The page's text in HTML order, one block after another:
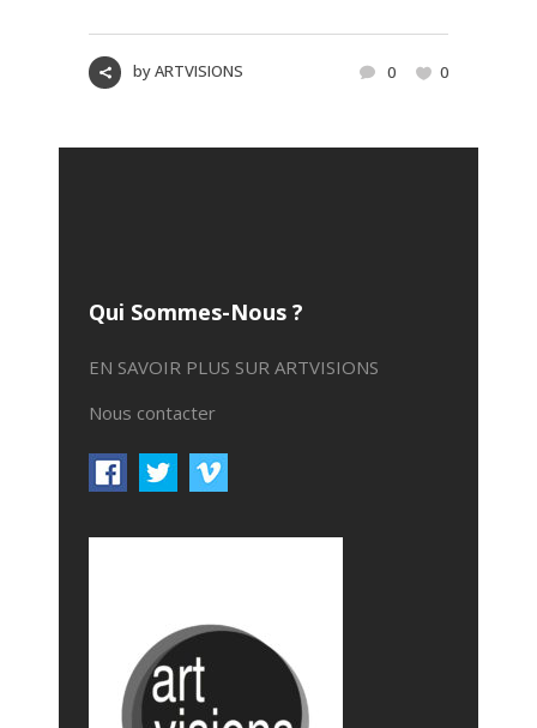
byARTVISIONS 0 0
Qui Sommes-Nous ?
EN SAVOIR PLUS SUR ARTVISIONS
Nous contacter